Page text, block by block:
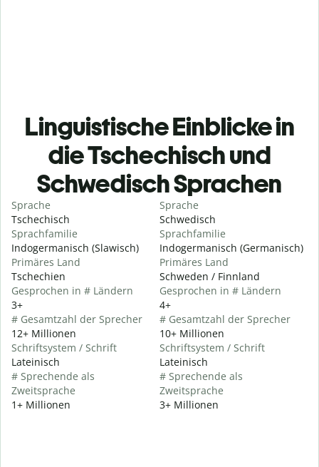
Linguistische Einblicke in
die Tschechisch und
Schwedisch Sprachen
Sprache
Tschechisch
Sprachfamilie
Indogermanisch (Slawisch)
Primäres Land
Tschechien
Gesprochen in # Ländern
3+
# Gesamtzahl der Sprecher
12+ Millionen
Schriftsystem / Schrift
Lateinisch
# Sprechende als
Zweitsprache
1+ Millionen
Sprache
Schwedisch
Sprachfamilie
Indogermanisch (Germanisch)
Primäres Land
Schweden / Finnland
Gesprochen in # Ländern
4+
# Gesamtzahl der Sprecher
10+ Millionen
Schriftsystem / Schrift
Lateinisch
# Sprechende als
Zweitsprache
3+ Millionen